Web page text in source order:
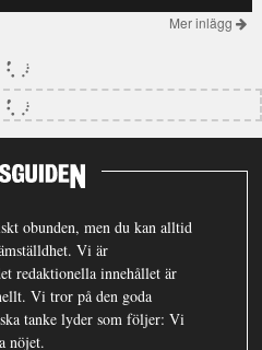
Mer inlägg
obunden, men du kan alltid
Vi är
redaktionella innehållet är
Vi tror på den goda
tanke lyder som följer: Vi
nöjet.